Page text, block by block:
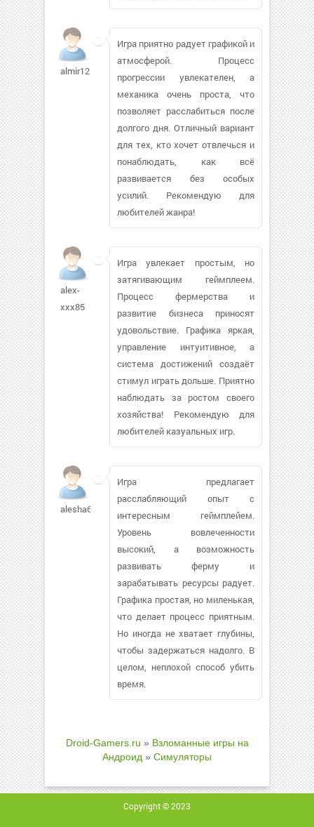
almir12
Игра приятно радует графикой и
атмосферой. Процесс
прогрессии увлекателен, а
механика очень проста, что
позволяет расслабиться после
долгого дня. Отличный вариант
для тех, кто хочет отвлечься и
понаблюдать, как всё
развивается без особых
усилий. Рекомендую для
любителей жанра!
alex-
xxx85
Игра увлекает простым, но
затягивающим геймплеем.
Процесс фермерства и
развитие бизнеса приносят
удовольствие. Графика яркая,
управление интуитивное, а
система достижений создаёт
стимул играть дольше. Приятно
наблюдать за ростом своего
хозяйства! Рекомендую для
любителей казуальных игр.
alesha69
Игра предлагает
расслабляющий опыт с
интересным геймплейем.
Уровень вовлеченности
высокий, а возможность
развивать ферму и
зарабатывать ресурсы радует.
Графика простая, но миленькая,
что делает процесс приятным.
Но иногда не хватает глубины,
чтобы задержаться надолго. В
целом, неплохой способ убить
время.
Droid-Gamers.ru » Взломанные игры на
Андроид » Симуляторы
Copyright © 2023